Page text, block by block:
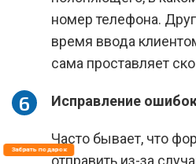
номер телефона.
время ввода
сама проставляет
Исправление
Часто бывает, что
отправить из-за
Забрать подарок